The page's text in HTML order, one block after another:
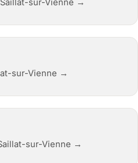
Saillat-sur-Vienne →
sur-Vienne →
sur-Vienne →